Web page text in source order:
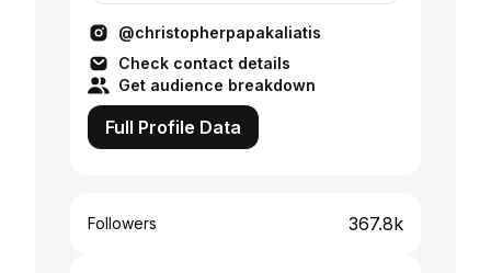
@christopherpapakaliatis
Check contact details
Get audience breakdown
Full Profile Data
Followers 367.8k